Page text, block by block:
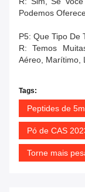
Podemos
P5: Que Tipo De
R: Temos
Aéreo, Marítimo,
Tags:
Peptides de
Pó de CAS
Torne mais